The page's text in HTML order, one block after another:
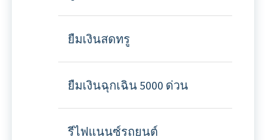
ยืมเงินสดทรู
ยืมเงินฉุกเฉิน 5000 ด่วน
รีไฟแนนซ์รถยนต์